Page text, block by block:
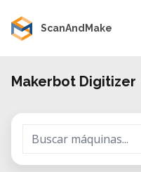
ScanAndMake
Makerbot Digitizer